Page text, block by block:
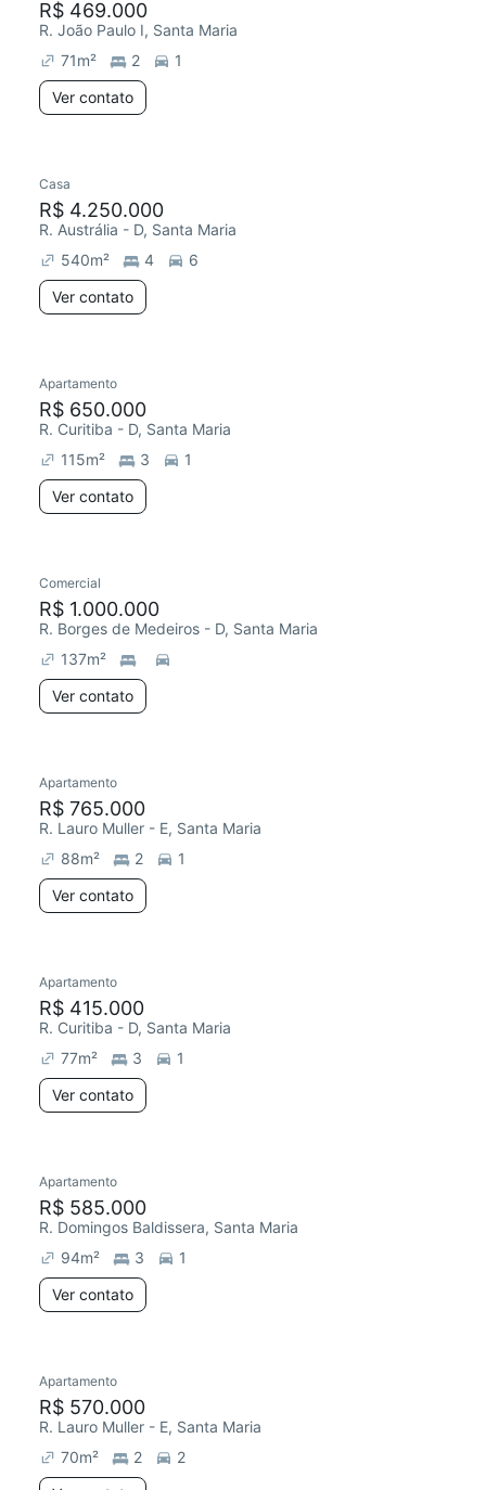
R$ 469.000
R. João Paulo I, Santa Maria
71m² 2
1
Ver contato
Casa
R$ 4.250.000
R. Austrália - D, Santa Maria
540m² 4
6
Ver contato
Redecorar
Apartamento
R$ 650.000
R. Curitiba - D, Santa Maria
115m² 3
1
Ver contato
Comercial
R$ 1.000.000
R. Borges de Medeiros - D, Santa Maria
137m²
Ver contato
Apartamento
R$ 765.000
R. Lauro Muller - E, Santa Maria
88m² 2
1
Ver contato
Apartamento
R$ 415.000
R. Curitiba - D, Santa Maria
77m² 3
1
Ver contato
Apartamento
R$ 585.000
R. Domingos Baldissera, Santa Maria
94m² 3
1
Ver contato
Apartamento
R$ 570.000
R. Lauro Muller - E, Santa Maria
70m² 2
2